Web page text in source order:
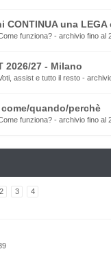
CONTINUA una
funziona? - archivio fino al
2026/27 - Milano
assist e tutto il resto -
quando/perchè
funziona? - archivio fino al
2 3
4